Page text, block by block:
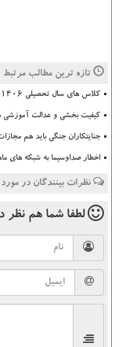
تازه ترین مطالب مرتبط
کلاس های سال تحصیلی ۱۴۰۶ بصورت حضوری خواهد بود
کیفیت بخشی و عدالت آموزشی
جنایتکاران جنگی باید هم
اخطار صداوسیما به شبکه های
نظرات بینندگان در
لطفا شما هم نظر